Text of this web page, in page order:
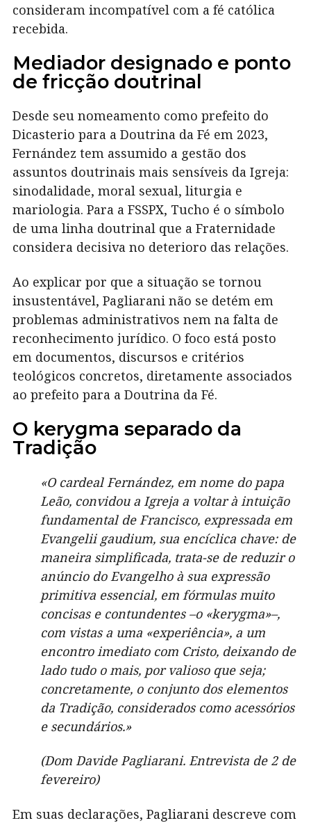
consideram incompatível com a fé católica
recebida.
Mediador designado e ponto
de fricção doutrinal
Desde seu nomeamento como prefeito do
Dicasterio para a Doutrina da Fé em 2023,
Fernández tem assumido a gestão dos
assuntos doutrinais mais sensíveis da Igreja:
sinodalidade, moral sexual, liturgia e
mariologia. Para a FSSPX, Tucho é o símbolo
de uma linha doutrinal que a Fraternidade
considera decisiva no deterioro das relações.
Ao explicar por que a situação se tornou
insustentável, Pagliarani não se detém em
problemas administrativos nem na falta de
reconhecimento jurídico. O foco está posto
em documentos, discursos e critérios
teológicos concretos, diretamente associados
ao prefeito para a Doutrina da Fé.
O kerygma separado da
Tradição
«O cardeal Fernández, em nome do papa
Leão, convidou a Igreja a voltar à intuição
fundamental de Francisco, expressada em
Evangelii gaudium, sua encíclica chave: de
maneira simplificada, trata-se de reduzir o
anúncio do Evangelho à sua expressão
primitiva essencial, em fórmulas muito
concisas e contundentes –o «kerygma»–,
com vistas a uma «experiência», a um
encontro imediato com Cristo, deixando de
lado tudo o mais, por valioso que seja;
concretamente, o conjunto dos elementos
da Tradição, considerados como acessórios
e secundários.»
(Dom Davide Pagliarani. Entrevista de 2 de
fevereiro)
Em suas declarações, Pagliarani descreve com